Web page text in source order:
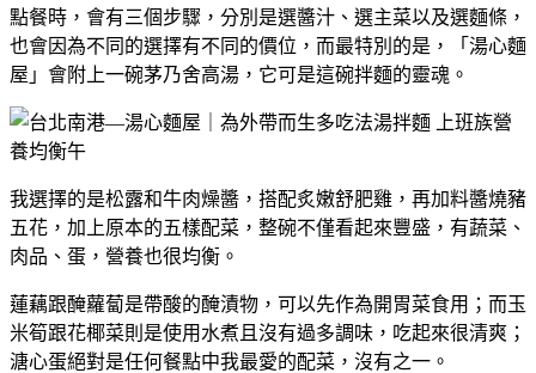
點餐時，會有三個步驟，分別是選醬汁、選主菜以及選麵條，
也會因為不同的選擇有不同的價位，而最特別的是，「湯心麵
屋」會附上一碗茅乃舍高湯，它可是這碗拌麵的靈魂。
我選擇的是松露和牛肉燥醬，搭配炙嫩舒肥雞，再加料醬燒豬
五花，加上原本的五樣配菜，整碗不僅看起來豐盛，有蔬菜、
肉品、蛋，營養也很均衡。
蓮藕跟醃蘿蔔是帶酸的醃漬物，可以先作為開胃菜食用；而玉
米筍跟花椰菜則是使用水煮且沒有過多調味，吃起來很清爽；
溏心蛋絕對是任何餐點中我最愛的配菜，沒有之一。